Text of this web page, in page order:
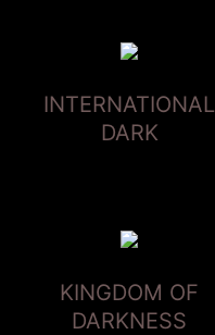
INTERNATIONAL
DARK
KINGDOM OF
DARKNESS